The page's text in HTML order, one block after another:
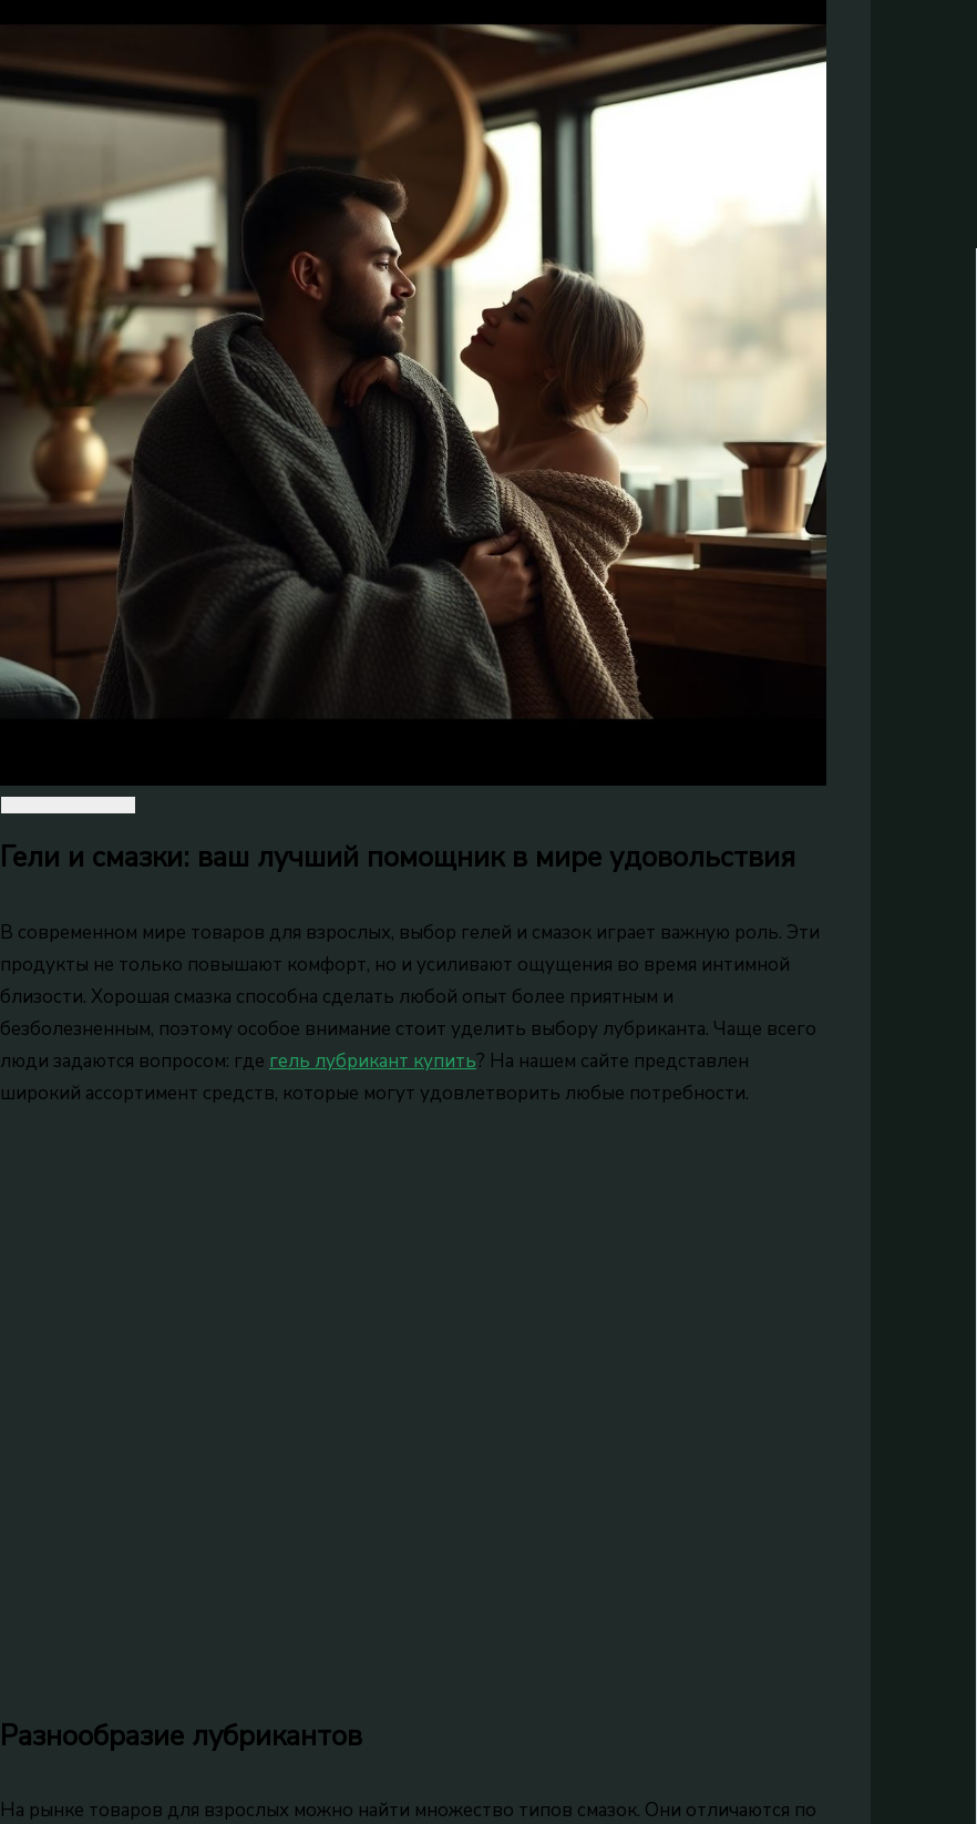
Гели и смазки: ваш лучший помощник в мире удовольствия
В современном мире товаров для взрослых, выбор гелей и смазок играет важную роль. Эти
продукты не только повышают комфорт, но и усиливают ощущения во время интимной
близости. Хорошая смазка способна сделать любой опыт более приятным и
безболезненным, поэтому особое внимание стоит уделить выбору лубриканта. Чаще всего
люди задаются вопросом: где гель лубрикант купить? На нашем сайте представлен
широкий ассортимент средств, которые могут удовлетворить любые потребности.
Разнообразие лубрикантов
На рынке товаров для взрослых можно найти множество типов смазок. Они отличаются по